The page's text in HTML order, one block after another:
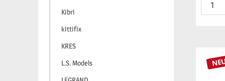
Kibri
kittifix
KRES
L.S. Models